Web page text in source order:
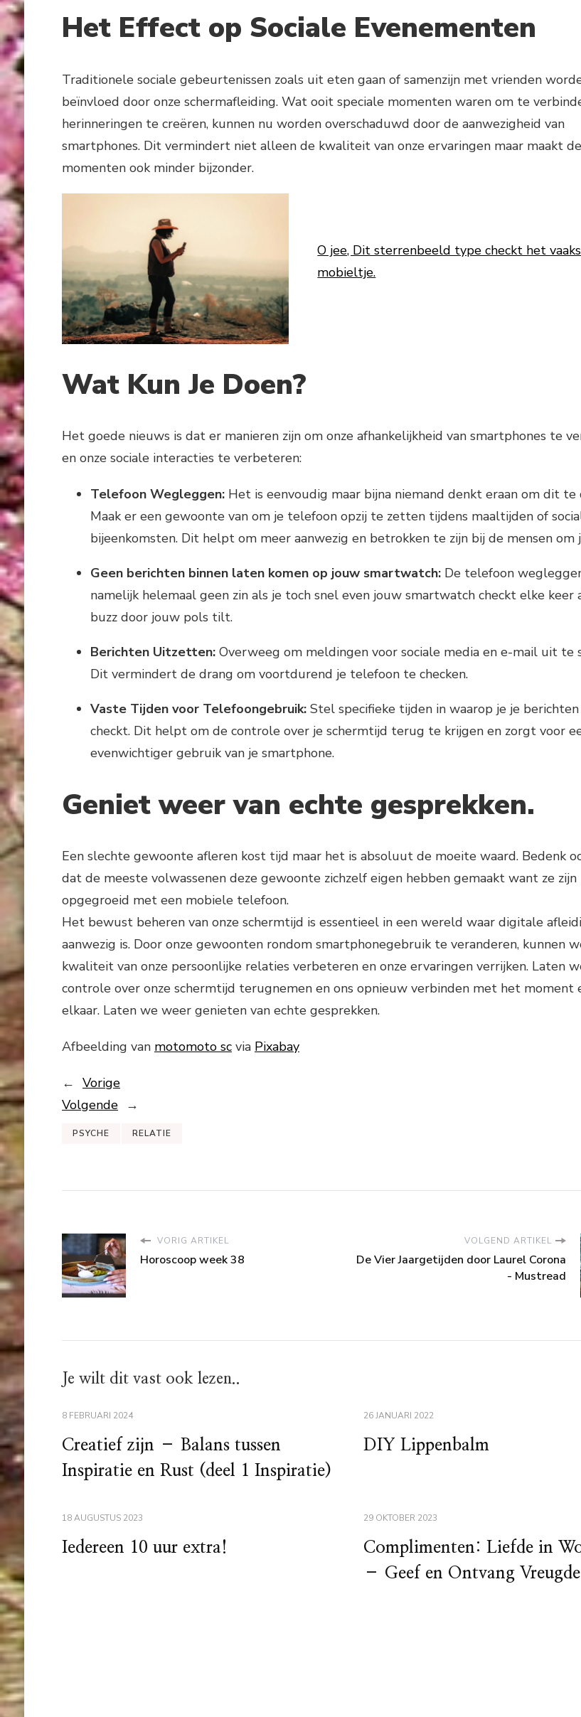
Het Effect op Sociale Evenementen
Traditionele sociale gebeurtenissen zoals uit eten gaan of samenzijn met vrienden
beïnvloed door onze schermafleiding. Wat ooit speciale momenten waren om te
herinneringen te creëren, kunnen nu worden overschaduwd door de aanwezigheid van
smartphones. Dit vermindert niet alleen de kwaliteit van onze ervaringen maar maakt
momenten ook minder bijzonder.
O jee, Dit sterrenbeeld type checkt het
mobieltje.
Wat Kun Je Doen?
Het goede nieuws is dat er manieren zijn om onze afhankelijkheid van smartphones te
en onze sociale interacties te verbeteren:
Telefoon Wegleggen:Het is eenvoudig maar bijna niemand denkt eraan om dit te
Maak er een gewoonte van om je telefoon opzij te zetten tijdens maaltijden of
bijeenkomsten. Dit helpt om meer aanwezig en betrokken te zijn bij de mensen om
Geen berichten binnen laten komen op jouw smartwatch: De telefoon
namelijk helemaal geen zin als je toch snel even jouw smartwatch checkt elke keer
buzz door jouw pols tilt.
Berichten Uitzetten:Overweeg om meldingen voor sociale media en e-mail uit te
Dit vermindert de drang om voortdurend je telefoon te checken.
Vaste Tijden voor Telefoongebruik:Stel specifieke tijden in waarop je je
checkt. Dit helpt om de controle over je schermtijd terug te krijgen en zorgt voor
evenwichtiger gebruik van je smartphone.
Geniet weer van echte gesprekken.
Een slechte gewoonte afleren kost tijd maar het is absoluut de moeite waard. Bedenk
dat de meeste volwassenen deze gewoonte zichzelf eigen hebben gemaakt want ze
opgegroeid met een mobiele telefoon.
Het bewust beheren van onze schermtijd is essentieel in een wereld waar digitale
aanwezig is. Door onze gewoonten rondom smartphonegebruik te veranderen, kunnen
kwaliteit van onze persoonlijke relaties verbeteren en onze ervaringen verrijken. Laten
controle over onze schermtijd terugnemen en ons opnieuw verbinden met het moment
elkaar. Laten we weer genieten van echte gesprekken.
Afbeelding van motomoto scvia Pixabay
← Vorige
Volgende →
PSYCHE RELATIE
VORIG ARTIKEL
Horoscoop week 38
VOLGEND ARTIKEL
De Vier Jaargetijden door Laurel Corona
- Mustread
Je wilt dit vast ook lezen..
8 FEBRUARI 2024
Creatief zijn – Balans tussen
Inspiratie en Rust (deel 1 Inspiratie)
26 JANUARI 2022
DIY Lippenbalm
18 AUGUSTUS 2023
Iedereen 10 uur extra!
29 OKTOBER 2023
Complimenten: Liefde in
– Geef en Ontvang Vreugde